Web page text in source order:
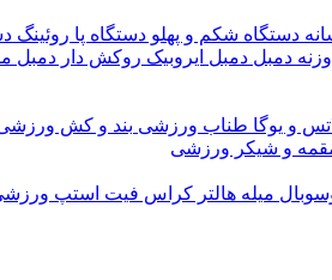
دستگاه شکم و پهلو دستگاه پا روئینگ
دمبل دمبل ایروبیک روکش دار دمبل
و یوگا طناب ورزشی بند و کش
و شیکر ورزشی
میله هالتر کراس فیت استپ